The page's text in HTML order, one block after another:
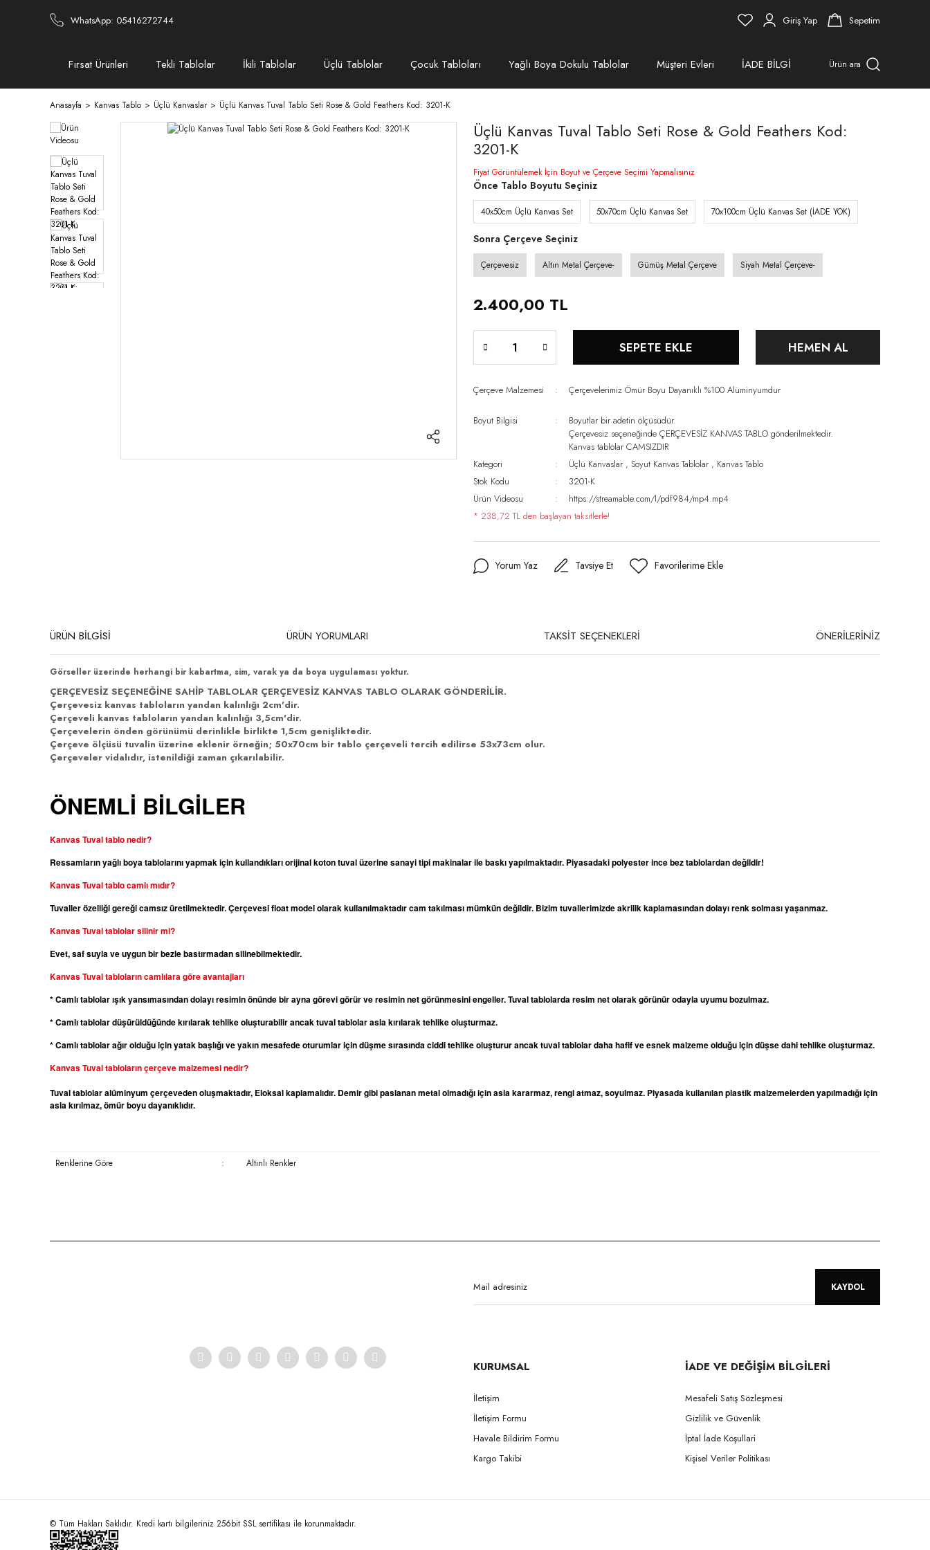
WhatsApp: 05416272744 Giriş Yap Sepetim
Fırsat Ürünleri Tekli Tablolar İkili Tablolar Üçlü Tablolar Çocuk Tabloları Yağlı Boya Dokulu Tablolar Müşteri Evleri İADE BİLGİ Ürün ara
Anasayfa Kanvas Tablo Üçlü Kanvaslar Üçlü Kanvas Tuval Tablo Seti Rose & Gold Feathers Kod: 3201-K
Üçlü Kanvas Tuval Tablo Seti Rose & Gold Feathers Kod:
3201-K
Fiyat Görüntülemek İçin Boyut ve Çerçeve Seçimi Yapmalısınız
Önce Tablo Boyutu Seçiniz
40x50cm Üçlü Kanvas Set 50x70cm Üçlü Kanvas Set 70x100cm Üçlü Kanvas Set (İADE YOK)
Sonra Çerçeve Seçiniz
Çerçevesiz Altın Metal Çerçeve- Gümüş Metal Çerçeve Siyah Metal Çerçeve-
2.400,00 TL
SEPETE EKLE HEMEN AL
Çerçeve Malzemesi Çerçevelerimiz Ömür Boyu Dayanıklı %100 Alüminyumdur
Boyut Bilgisi
Boyutlar bir adetin ölçüsüdür.
Çerçevesiz seçeneğinde ÇERÇEVESİZ KANVAS TABLO gönderilmektedir.
Kanvas tablolar CAMSIZDIR
Kategori
Üçlü Kanvaslar , Soyut Kanvas Tablolar , Kanvas Tablo
Stok Kodu
3201-K
Ürün Videosu
https://streamable.com/l/pdf984/mp4.mp4
* 238,72 TL den başlayan taksitlerle!
Yorum Yaz Tavsiye Et
ÜRÜN BİLGİSİ ÜRÜN YORUMLARI TAKSİT SEÇENEKLERİ ÖNERİLERİNİZ
Görseller üzerinde herhangi bir kabartma, sim, varak ya da boya uygulaması yoktur.
ÇERÇEVESİZ SEÇENEĞİNE SAHİP TABLOLAR ÇERÇEVESİZ KANVAS TABLO OLARAK GÖNDERİLİR.
Çerçevesiz kanvas tabloların yandan kalınlığı 2cm'dir.
Çerçeveli kanvas tabloların yandan kalınlığı 3,5cm'dir.
Çerçevelerin önden görünümü derinlikle birlikte 1,5cm genişliktedir.
Çerçeve ölçüsü tuvalin üzerine eklenir örneğin; 50x70cm bir tablo çerçeveli tercih edilirse 53x73cm olur.
Çerçeveler vidalıdır, istenildiği zaman çıkarılabilir.
ÖNEMLİ BİLGİLER
Kanvas Tuval tablo nedir?
Ressamların yağlı boya tablolarını yapmak için kullandıkları orijinal koton tuval üzerine sanayi tipi makinalar ile baskı yapılmaktadır. Piyasadaki polyester ince bez tablolardan değildir!
KanvasTuval tablo camlı mıdır?
Tuvaller özelliği gereği camsız üretilmektedir. Çerçevesi float model olarak kullanılmaktadır cam takılması mümkün değildir. Bizim tuvallerimizde akrilik kaplamasından dolayı renk solması yaşanmaz.
KanvasTuval tablolar silinir mi?
Evet, saf suyla ve uygun bir bezle bastırmadan silinebilmektedir.
KanvasTuval tabloların camlılara göre avantajları
* Camlı tablolar ışık yansımasından dolayı resimin önünde bir ayna görevi görür ve resimin net görünmesini engeller. Tuval tablolarda resim net olarak görünür odayla uyumu bozulmaz.
* Camlı tablolar düşürüldüğünde kırılarak tehlike oluşturabilir ancak tuval tablolar asla kırılarak tehlike oluşturmaz.
* Camlı tablolar ağır olduğu için yatak başlığı ve yakın mesafede oturumlar için düşme sırasında ciddi tehlike oluşturur ancak tuval tablolar daha hafif ve esnek malzeme olduğu için düşse dahi tehlike oluşturmaz.
KanvasTuval tabloların çerçeve malzemesi nedir?
Tuval tablolar alüminyum çerçeveden oluşmaktadır, Eloksal kaplamalıdır. Demir gibi paslanan metal olmadığı için asla kararmaz, rengi atmaz, soyulmaz. Piyasada kullanılan plastik malzemelerden yapılmadığı için
asla kırılmaz, ömür boyu dayanıklıdır.
Renklerine Göre : Altınlı Renkler
KAYDOL
KURUMSAL
İletişim
İletişim Formu
Havale Bildirim Formu
Kargo Takibi
İADE VE DEĞİŞİM BİLGİLERİ
Mesafeli Satış Sözleşmesi
Gizlilik ve Güvenlik
İptal İade Koşullari
Kişisel Veriler Politikası
© Tüm Hakları Saklıdır. Kredi kartı bilgileriniz 256bit SSL sertifikası ile korunmaktadır.